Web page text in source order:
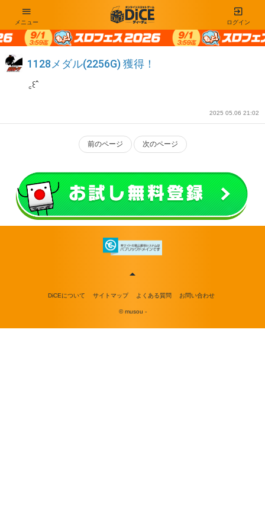
ログイン
メニュー
1128メダル(2256G) 獲得！
꜀꒰ˆ
2025 05.06 21:02
前のページ 次のページ
DiCEについて サイトマップ よくある質問 お問い合わせ
© musou -